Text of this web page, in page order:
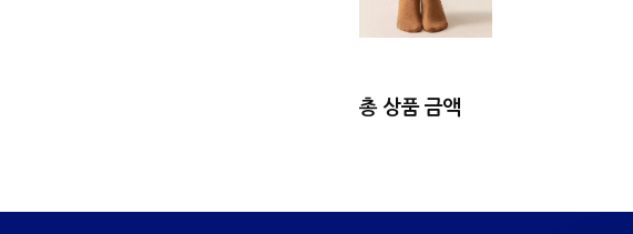
총 상품 금액